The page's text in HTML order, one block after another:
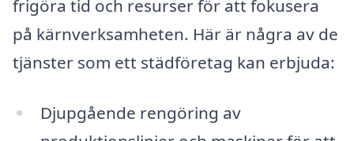
frigöra tid och resurser för att fokusera
på kärnverksamheten. Här är några av de
tjänster som ett städföretag kan erbjuda:
Djupgående rengöring av